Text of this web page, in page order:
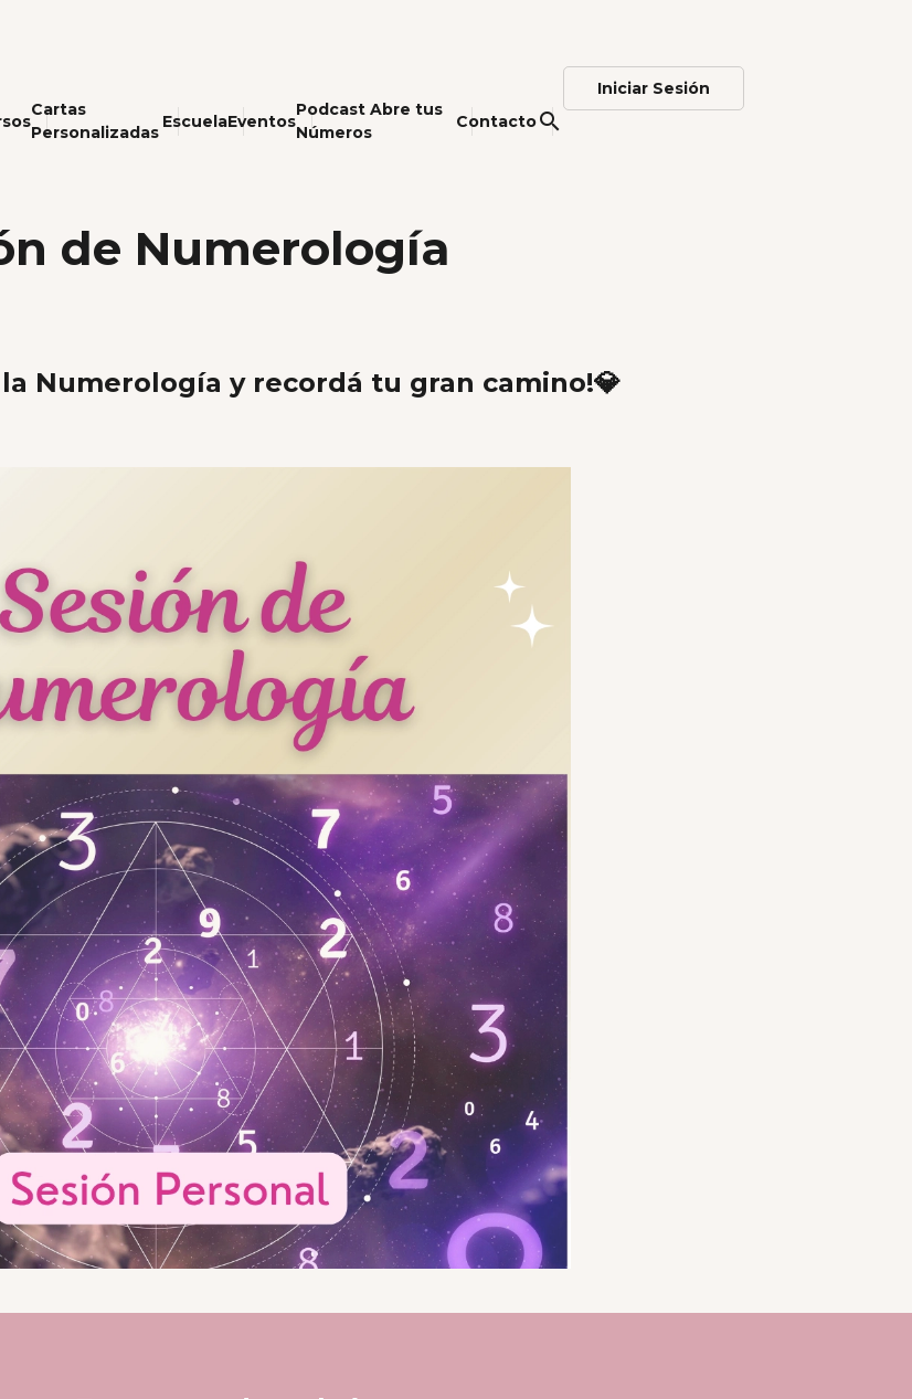
Cartas
Personalizadas
EscuelaEventos
Podcast Abre tus
Números
Contactosearch
Iniciar Sesión
de Numerología
Numerología y recordá tu gran camino!💎